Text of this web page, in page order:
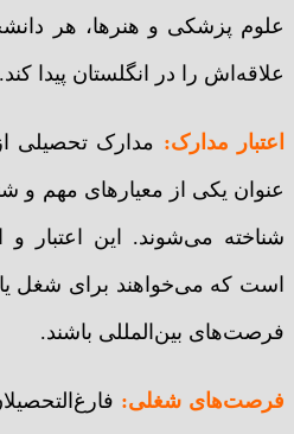
علوم پزشکی و هنرها، هر
علاقه‌اش را در انگلستان پیدا کند.
اعتبار مدارک: مدارک تحصیلی
عنوان یکی از معیارهای مهم و
شناخته می‌شوند. این اعتبار و
است که می‌خواهند برای شغل یا
فرصت‌های بین‌المللی باشند.
فرصت‌های شغلی: